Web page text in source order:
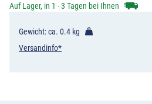
Auf Lager, in 1 - 3 Tagen bei Ihnen
Gewicht: ca. 0.4 kg
Versandinfo*